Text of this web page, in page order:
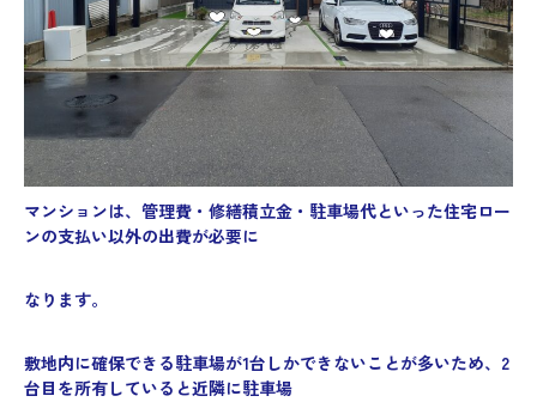
マンションは、管理費・修繕積立金・駐車場代といった住宅ロー
ンの支払い以外の出費が必要に
なります。
敷地内に確保できる駐車場が1台しかできないことが多いため、2
台目を所有していると近隣に駐車場